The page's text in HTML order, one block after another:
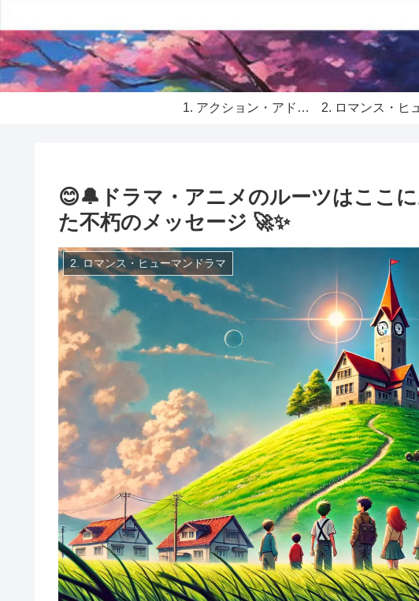
1. アクション・アドベンチャー
😊🔔ドラマ・アニメのルーツはここ
た不朽のメッセージ 🚀✨
2. ロマンス・ヒューマンドラマ